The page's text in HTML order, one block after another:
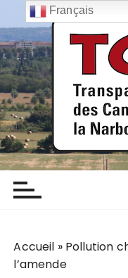
a
s
s
e
r
a
u
c
o TCNA
Transparence des
Accueil » Pollution
l’amende
Français